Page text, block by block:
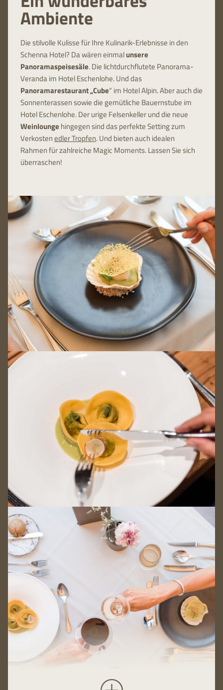
Ambiente
Die stilvolle Kulisse für Ihre Kulinarik-Erlebnisse in den
Schenna Hotel? Da wären einmalunsere
Panoramaspeisesäle. Die lichtdurchflutete Panorama-
Veranda im Hotel Eschenlohe. Und das
Panoramarestaurant „Cube“ im Hotel Alpin. Aber auch die
Sonnenterassen sowie die gemütliche Bauernstube im
Hotel Eschenlohe. Der urige Felsenkeller und die neue
Weinlounge hingegen sind das perfekte Setting zum
Verkostenedler Tropfen. Und bieten auch idealen
Rahmen für zahlreiche Magic Moments. Lassen Sie sich
überraschen!